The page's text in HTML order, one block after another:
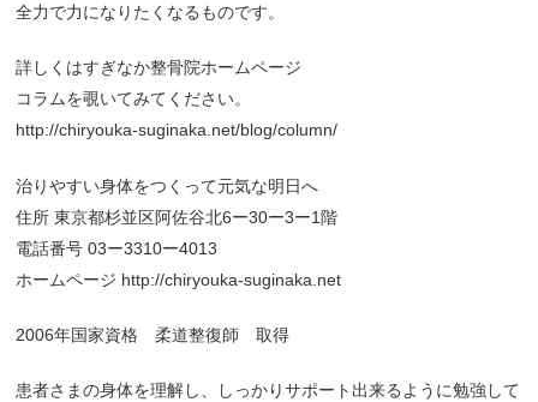
全力で力になりたくなるものです。
詳しくはすぎなか整骨院ホームページ
コラムを覗いてみてください。
http://chiryouka-suginaka.net/blog/column/
治りやすい身体をつくって元気な明日へ
住所 東京都杉並区阿佐谷北6ー30ー3ー1階
電話番号 03ー3310ー4013
ホームページ http://chiryouka-suginaka.net
2006年国家資格 柔道整復師 取得
患者さまの身体を理解し、しっかりサポート出来るように勉強して